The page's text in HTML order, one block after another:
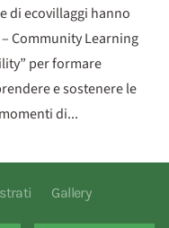
di ecovillaggi hanno
Community Learning
per formare
e sostenere le
di...
Gallery